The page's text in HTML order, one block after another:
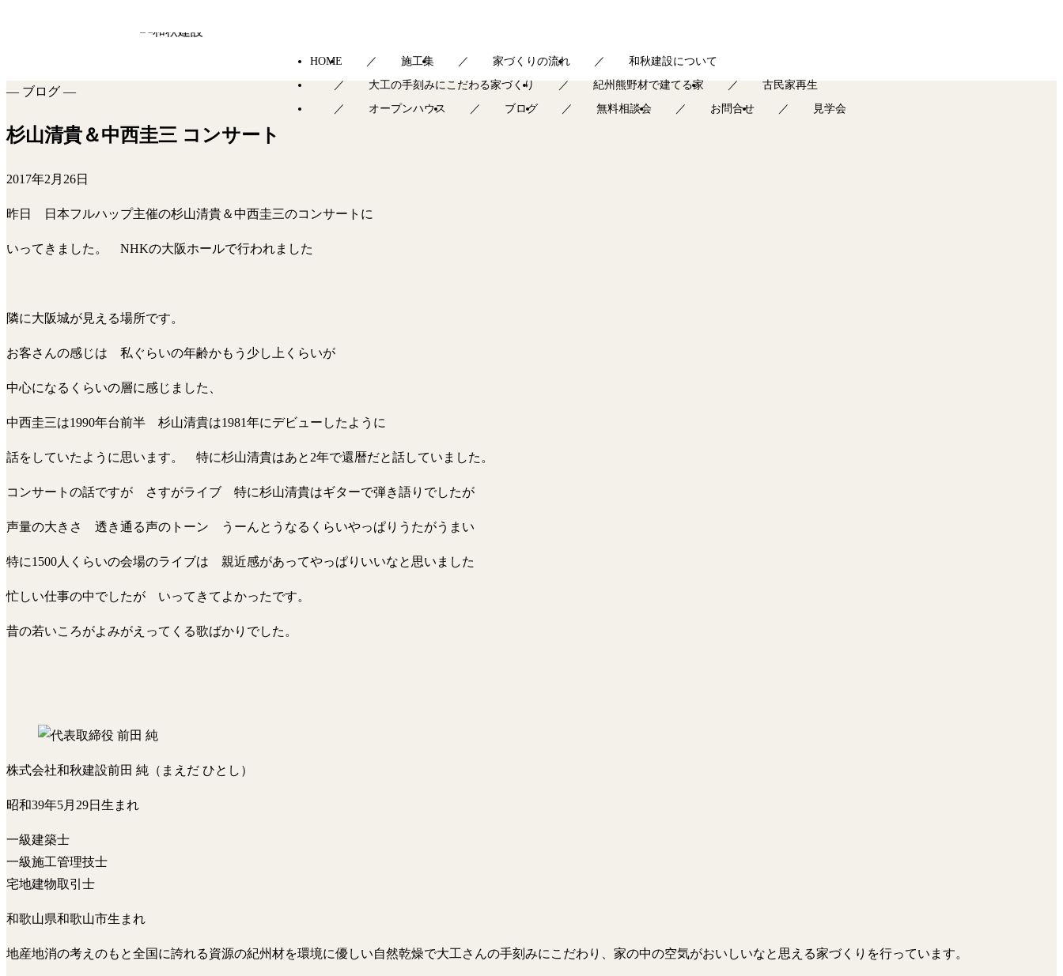
HOME 施工集 家づくりの流れ
和秋建設について
大工の手刻みにこだわる家づくり
紀州熊野材で建てる家
古民家再生
オープンハウス
ブログ 無料相談会 お問合せ 見学会
— ブログ —
杉山清貴＆中西圭三 コンサート
2017年2月26日
昨日 日本フルハップ主催の杉山清貴＆中西圭三のコンサートに
いってきました。 NHKの大阪ホールで行われました
隣に大阪城が見える場所です。
お客さんの感じは 私ぐらいの年齢かもう少し上くらいが
中心になるくらいの層に感じました、
中西圭三は1990年台前半 杉山清貴は1981年にデビューしたように
話をしていたように思います。 特に杉山清貴はあと2年で還暦だと話していました。
コンサートの話ですが さすがライブ 特に杉山清貴はギターで弾き語りでしたが
声量の大きさ 透き通る声のトーン うーんとうなるくらいやっぱりうたがうまい
特に1500人くらいの会場のライブは 親近感があってやっぱりいいなと思いました
忙しい仕事の中でしたが いってきてよかったです。
昔の若いころがよみがえってくる歌ばかりでした。
株式会社和秋建設前田 純 （まえだ ひとし）
昭和39年5月29日生まれ
一級建築士
一級施工管理技士
宅地建物取引士
和歌山県和歌山市生まれ
地産地消の考えのもと全国に誇れる資源の紀州材を環境に優しい自然乾燥で大工さんの手刻みにこだわり、家の中の空気がおいしいなと思える家づくりを行っています。